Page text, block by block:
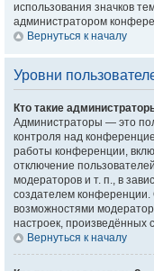
использования значков
администратором
Вернуться к началу
Уровни
Кто такие
Администраторы — это
контроля над
работы конференции,
отключение
модераторов и т. п., в
создателем конференции.
возможностями
настроек, произведённых
Вернуться к началу